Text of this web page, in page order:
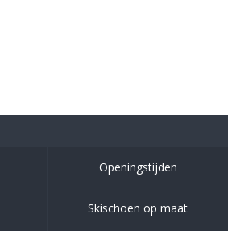
Openingstijden
Skischoen op maat